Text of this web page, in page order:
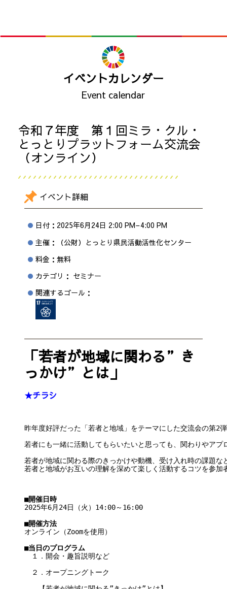
イベントカレンダー
Event calendar
令和７年度 第１回ミラ・クル・
とっとりプラットフォーム交流会
（オンライン）
イベント詳細
日付： 2025年6月24日 2:00 PM–4:00 PM
主催：（公財）とっとり県民活動活性化センター
料金：無料
カテゴリ： セミナー
関連するゴール：
「若者が地域に関わる”き
っかけ”とは」
★チラシ
昨年度好評だった「若者と地域」をテーマにした交流会の第2
若者にも一緒に活動してもらいたいと思っても、関わりやアプ
若者が地域に関わる際のきっかけや動機、受け入れ時の課題
若者と地域がお互いの理解を深めて楽しく活動するコツを参
■開催日時
2025年6月24日（火）14:00～16:00
■開催方法
オンライン（Zoomを使用）
■当日のプログラム
１．開会・趣旨説明など
２．オープニングトーク